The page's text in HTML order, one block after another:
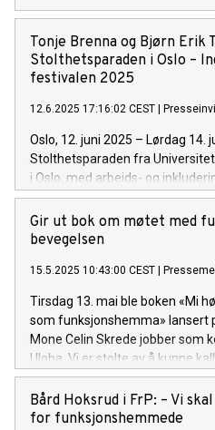
Tonje Brenna og Bjørn Erik
Stolthetsparaden i Oslo –
festivalen 2025
12.6.2025 17:16:02 CEST
Oslo, 12. juni 2025 – Lørdag 14.
Stolthetsparaden fra
i Oslo, med arbeids- og
Oslos ordfører Anne Lindboe i
Independent Living-festivalen
av mennesker i kampen for
Gir ut bok om møtet med
bevegelsen
15.5.2025 10:43:00 CEST
Tirsdag 13. mai ble boken «Mi
som funksjonshemma» lansert
Mone Celin Skrede jobber som
Uloba. Vi er stolte av å kunne
Bård Hoksrud i FrP: – Vi
for funksjonshemmede